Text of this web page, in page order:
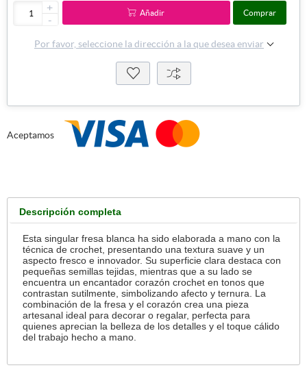
+
-
Añadir Comprar
Por favor, seleccione la dirección a la que desea enviar
Aceptamos
Descripción completa
Esta singular fresa blanca ha sido elaborada a mano con la
técnica de crochet, presentando una textura suave y un
aspecto fresco e innovador. Su superficie clara destaca con
pequeñas semillas tejidas, mientras que a su lado se
encuentra un encantador corazón crochet en tonos que
contrastan sutilmente, simbolizando afecto y ternura. La
combinación de la fresa y el corazón crea una pieza
artesanal ideal para decorar o regalar, perfecta para
quienes aprecian la belleza de los detalles y el toque cálido
del trabajo hecho a mano.